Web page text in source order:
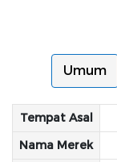
Umum
Tempat Asal
Nama Merek